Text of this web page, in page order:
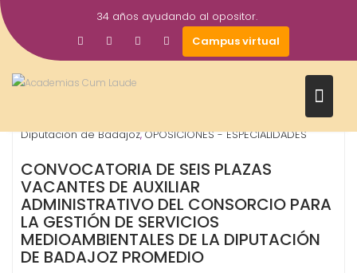
Saltar
al
contenido
34 años ayudando al opositor.
Campus virtual
May
2025
Gestor AcademiasCumLaude
Diputación de Badajoz,OPOSICIONES - ESPECIALIDADES
CONVOCATORIA DE SEIS PLAZAS
VACANTES DE AUXILIAR
ADMINISTRATIVO DEL CONSORCIO PARA
LA GESTIÓN DE SERVICIOS
MEDIOAMBIENTALES DE LA DIPUTACIÓN
DE BADAJOZ PROMEDIO